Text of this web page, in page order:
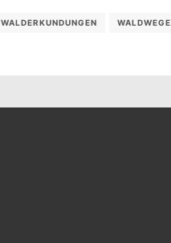
WALDERKUNDUNGEN WALDWEGE